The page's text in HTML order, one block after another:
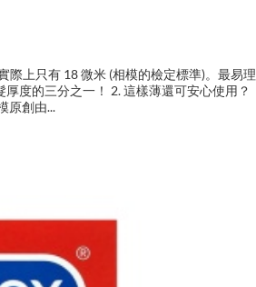
際上只有 18 微米 (相模的檢定標準)。最易理
度的三分之一！ 2. 這樣薄還可安心使用？
原創由...